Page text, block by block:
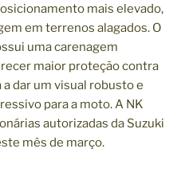
mais elevado,
em terrenos alagados. O
uma carenagem
maior proteção contra
dar um visual robusto e
para a moto. A NK
autorizadas da Suzuki
mês de março.